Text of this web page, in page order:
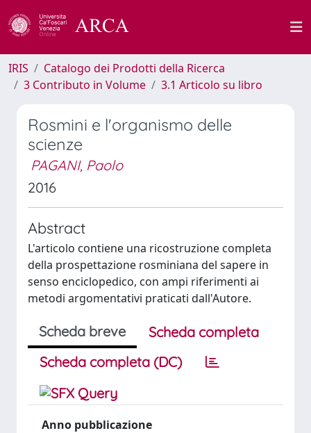
IRIS
Catalogo dei Prodotti della Ricerca
3 Contributo in Volume
3.1 Articolo su libro
Rosmini e l'organismo delle
scienze
PAGANI, Paolo
2016
Abstract
L'articolo contiene una ricostruzione completa
della prospettazione rosminiana del sapere in
senso enciclopedico, con ampi riferimenti ai
metodi argomentativi praticati dall'Autore.
Scheda breve
Scheda completa
Scheda completa (DC)
Anno pubblicazione